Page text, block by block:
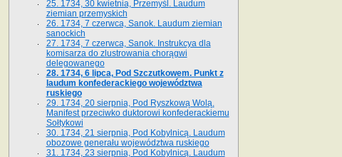
25. 1734, 30 kwietnia, Przemyśl. Laudum
ziemian przemyskich
26. 1734, 7 czerwca, Sanok. Laudum ziemian
sanockich
27. 1734, 7 czerwca, Sanok. Instrukcya dla
komisarza do zlustrowania chorągwi
delegowanego
28. 1734, 6 lipca, Pod Szczutkowem. Punkt z
laudum konfederackiego województwa
ruskiego
29. 1734, 20 sierpnia, Pod Ryszkową Wolą.
Manifest przeciwko duktorowi konfederackiemu
Sołtykowi
30. 1734, 21 sierpnia, Pod Kobylnicą. Laudum
obozowe generału województwa ruskiego
31. 1734, 23 sierpnia, Pod Kobylnicą. Laudum